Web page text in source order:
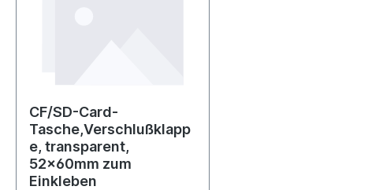
CF/SD-Card-
Tasche,Verschlußklapp
e, transparent,
52x60mm zum
Einkleben